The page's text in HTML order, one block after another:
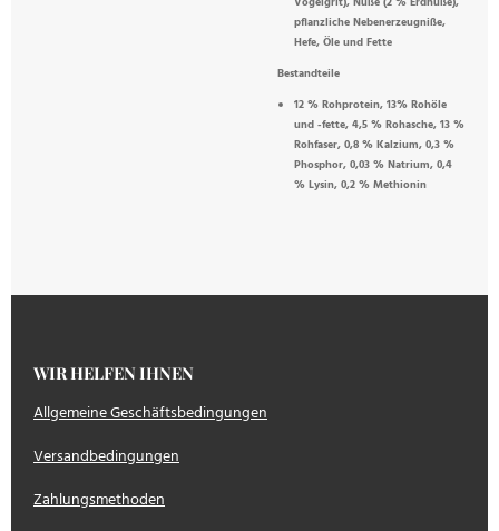
pflanzliche Nebenerzeugniße,
Hefe, Öle und Fette
Bestandteile
12 % Rohprotein, 13% Rohöle
und -fette, 4,5 % Rohasche, 13 %
Rohfaser, 0,8 % Kalzium, 0,3 %
Phosphor, 0,03 % Natrium, 0,4
% Lysin, 0,2 % Methionin
WIR HELFEN IHNEN
Allgemeine Geschäftsbedingungen
Versandbedingungen
Zahlungsmethoden